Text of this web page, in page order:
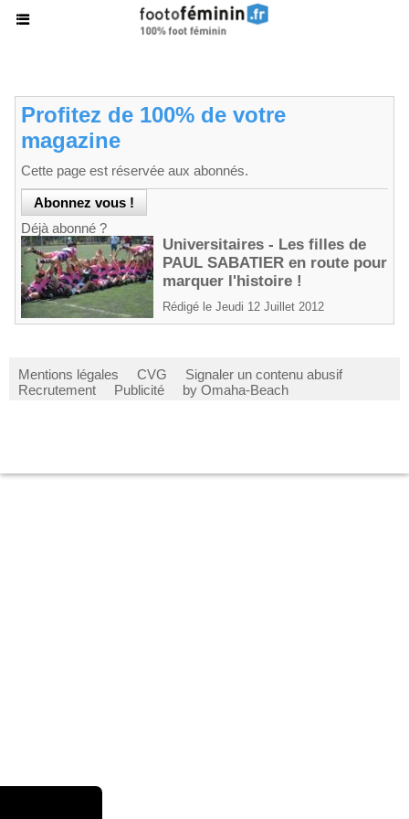
Profitez de 100% de votre
magazine
Cette page est réservée aux abonnés.
Déjà abonné ?
Universitaires - Les filles de
PAUL SABATIER en route pour
marquer l'histoire !
Rédigé le Jeudi 12 Juillet 2012
Mentions légales CVG
Signaler un contenu abusif
Recrutement
Publicité by Omaha-Beach